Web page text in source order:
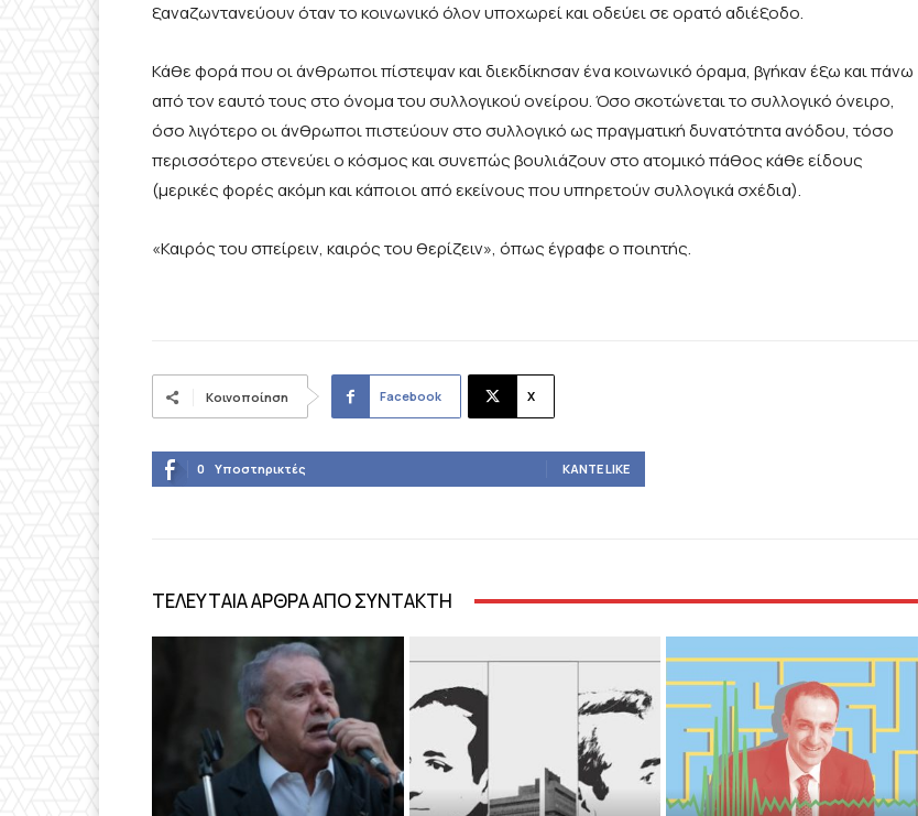
ξαναζωντανεύουν όταν το κοινωνικό όλον υποχωρεί και οδεύει σε ορατό αδιέξοδο.
Κάθε φορά που οι άνθρωποι πίστεψαν και διεκδίκησαν ένα κοινωνικό όραμα, βγήκαν έξω και πάνω
από τον εαυτό τους στο όνομα του συλλογικού ονείρου. Όσο σκοτώνεται το συλλογικό όνειρο,
όσο λιγότερο οι άνθρωποι πιστεύουν στο συλλογικό ως πραγματική δυνατότητα ανόδου, τόσο
περισσότερο στενεύει ο κόσμος και συνεπώς βουλιάζουν στο ατομικό πάθος κάθε είδους
(μερικές φορές ακόμη και κάποιοι από εκείνους που υπηρετούν συλλογικά σχέδια).
«Καιρός του σπείρειν, καιρός του θερίζειν», όπως έγραφε ο ποιητής.
Κοινοποίηση Facebook X
0 Υποστηρικτές ΚΆΝΤΕ LIKE
ΤΕΛΕΥΤΑΙΑ ΑΡΘΡΑ ΑΠΟ ΣΥΝΤΑΚΤΗ